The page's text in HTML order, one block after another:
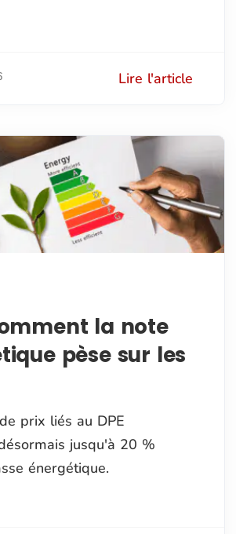
Lire l'article
la note
pèse sur les
prix liés au DPE
jusqu'à 20 %
énergétique.